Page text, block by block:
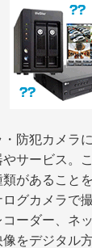
・防犯カメラ
サービス。
があること
グカメラで
ーダー、ネ
をデジタル